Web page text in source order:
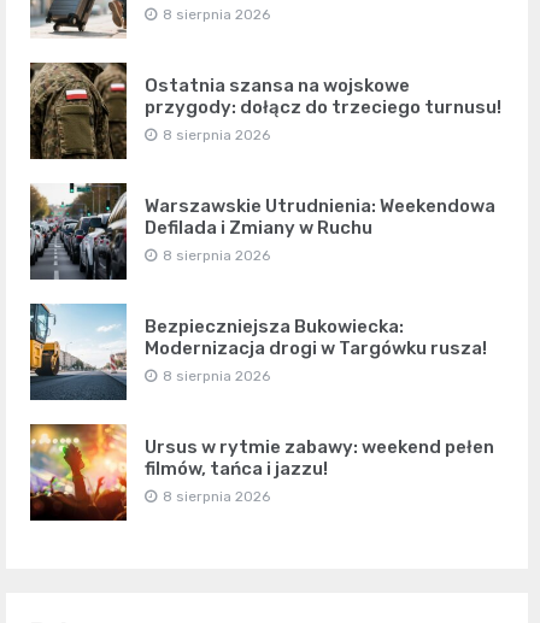
8 sierpnia 2026
Ostatnia szansa na wojskowe
przygody: dołącz do trzeciego turnusu!
8 sierpnia 2026
Warszawskie Utrudnienia: Weekendowa
Defilada i Zmiany w Ruchu
8 sierpnia 2026
Bezpieczniejsza Bukowiecka:
Modernizacja drogi w Targówku rusza!
8 sierpnia 2026
Ursus w rytmie zabawy: weekend pełen
filmów, tańca i jazzu!
8 sierpnia 2026